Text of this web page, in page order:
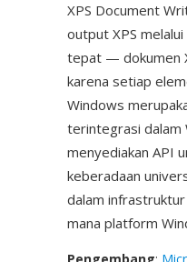
XPS Document
output XPS
tepat — dokumen
karena setiap
Windows
terintegrasi dalam
menyediakan API
keberadaan
dalam
mana platform